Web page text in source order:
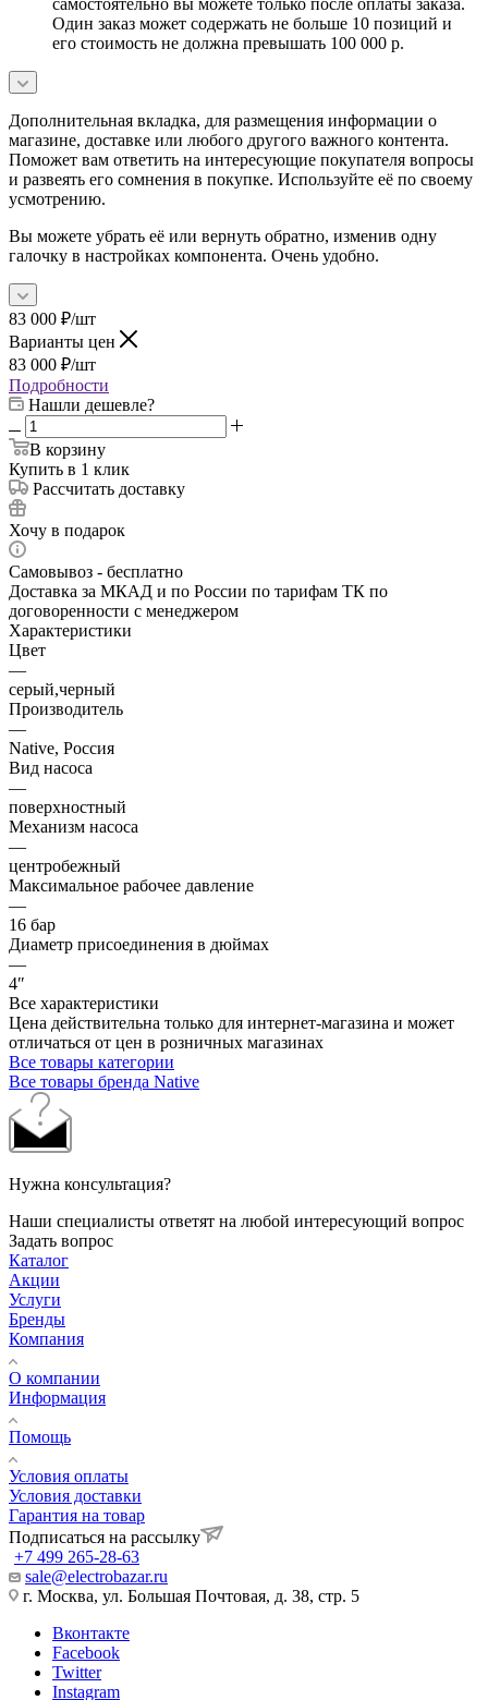
Один заказ может содержать не больше 10 позиций и
его стоимость не должна превышать 100 000 р.
Дополнительная вкладка, для размещения информации о
магазине, доставке или любого другого важного контента.
Поможет вам ответить на интересующие покупателя вопросы
и развеять его сомнения в покупке. Используйте её по своему
усмотрению.
Вы можете убрать её или вернуть обратно, изменив одну
галочку в настройках компонента. Очень удобно.
83 000 ₽/шт
Варианты цен
83 000 ₽/шт
Подробности
Нашли дешевле?
В корзину
Купить в 1 клик
Рассчитать доставку
Хочу в подарок
Самовывоз - бесплатно
Доставка за МКАД и по России по тарифам ТК по
договоренности с менеджером
Характеристики
Цвет
—
серый,черный
Производитель
—
Native, Россия
Вид насоса
—
поверхностный
Механизм насоса
—
центробежный
Максимальное рабочее давление
—
16 бар
Диаметр присоединения в дюймах
—
4″
Все характеристики
Цена действительна только для интернет-магазина и может
отличаться от цен в розничных магазинах
Все товары категории
Все товары бренда Native
Нужна консультация?
Наши специалисты ответят на любой интересующий вопрос
Задать вопрос
Каталог
Акции
Услуги
Бренды
Компания
О компании
Информация
Помощь
Условия оплаты
Условия доставки
Гарантия на товар
Подписаться на рассылку
+7 499 265-28-63
sale@electrobazar.ru
г. Москва, ул. Большая Почтовая, д. 38, стр. 5
Вконтакте
Facebook
Twitter
Instagram